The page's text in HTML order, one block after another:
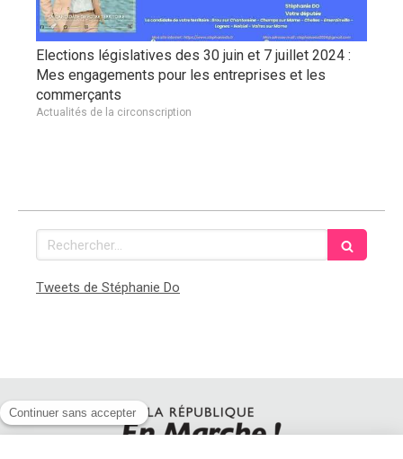
Elections législatives des 30 juin et 7 juillet 2024 :
Mes engagements pour les entreprises et les
commerçants
Actualités de la circonscription
Rechercher
Tweets de Stéphanie Do